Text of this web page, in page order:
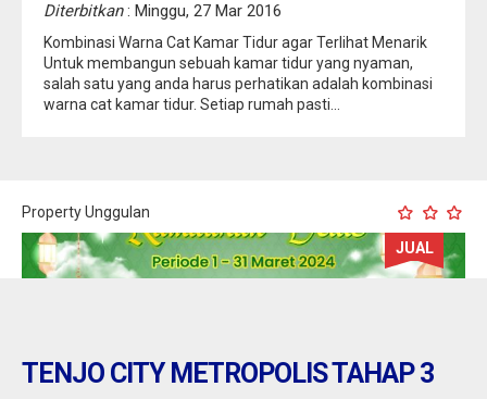
Diterbitkan: Minggu, 27 Mar 2016
Kombinasi Warna Cat Kamar Tidur agar Terlihat Menarik
Untuk membangun sebuah kamar tidur yang nyaman,
salah satu yang anda harus perhatikan adalah kombinasi
warna cat kamar tidur. Setiap rumah pasti...
Property Unggulan
JUAL
TENJO CITY METROPOLIS TAHAP 3